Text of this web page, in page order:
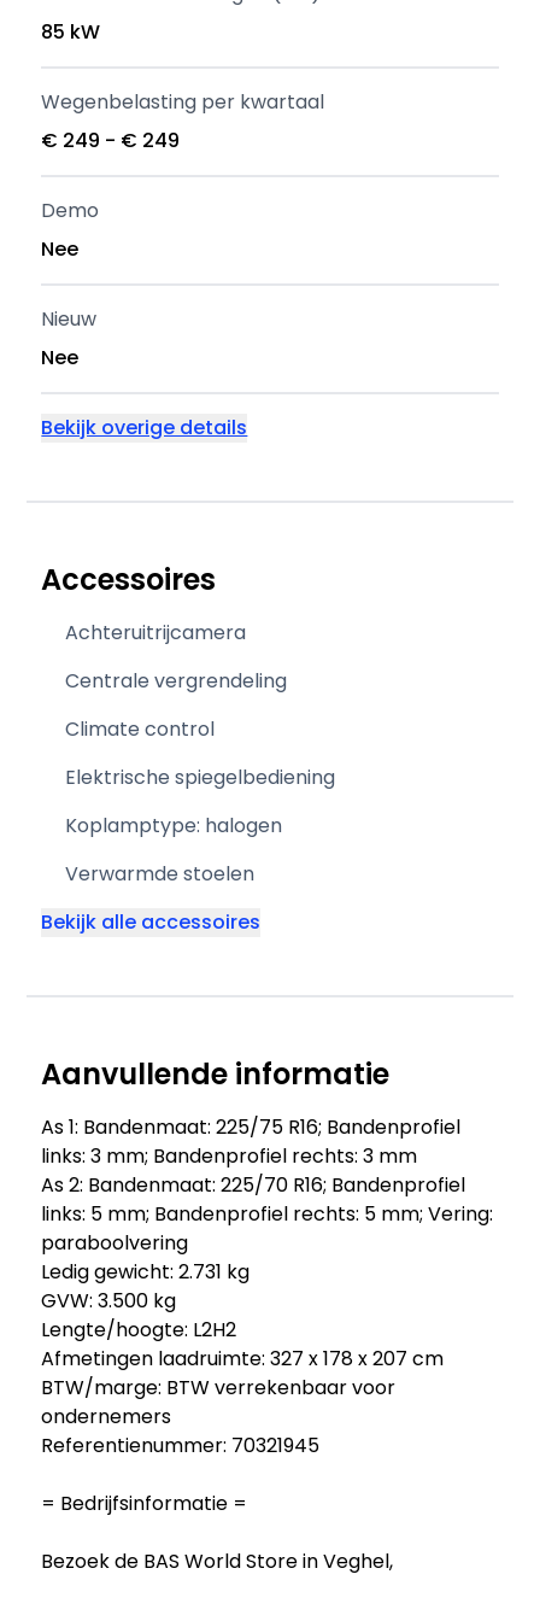
85 kW
Wegenbelasting per kwartaal
€ 249 - € 249
Demo
Nee
Nieuw
Nee
Bekijk overige details
Accessoires
Achteruitrijcamera
Centrale vergrendeling
Climate control
Elektrische spiegelbediening
Koplamptype: halogen
Verwarmde stoelen
Bekijk alle accessoires
Aanvullende informatie
As 1: Bandenmaat: 225/75 R16; Bandenprofiel
links: 3 mm; Bandenprofiel rechts: 3 mm
As 2: Bandenmaat: 225/70 R16; Bandenprofiel
links: 5 mm; Bandenprofiel rechts: 5 mm; Vering:
paraboolvering
Ledig gewicht: 2.731 kg
GVW: 3.500 kg
Lengte/hoogte: L2H2
Afmetingen laadruimte: 327 x 178 x 207 cm
BTW/marge: BTW verrekenbaar voor
ondernemers
Referentienummer: 70321945
= Bedrijfsinformatie =
Bezoek de BAS World Store in Veghel,